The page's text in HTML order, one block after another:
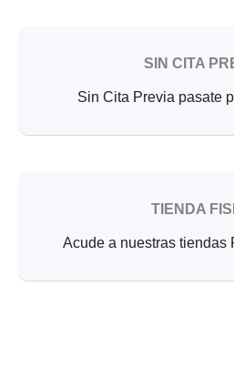
SIN CITA
Sin Cita Previa pasate
TIENDA
Acude a nuestras tiendas